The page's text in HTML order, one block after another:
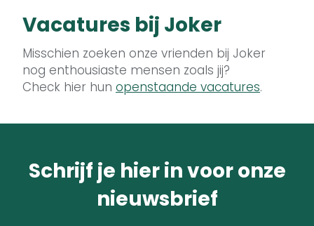
Vacatures bij Joker
Misschien zoeken onze vrienden bij Joker
nog enthousiaste mensen zoals jij?
Check hier hun openstaande vacatures.
Schrijf je hier in voor onze
nieuwsbrief